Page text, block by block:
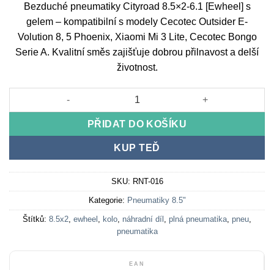
Bezduché pneumatiky Cityroad 8.5×2-6.1 [Ewheel] s
gelem – kompatibilní s modely Cecotec Outsider E-
Volution 8, 5 Phoenix, Xiaomi Mi 3 Lite, Cecotec Bongo
Serie A. Kvalitní směs zajišťuje dobrou přilnavost a delší
životnost.
Tubeless tire Cityroad 8.5x2-6.1 [Ewheel] with gel množství
PŘIDAT DO KOŠÍKU
KUP TEĎ
SKU: RNT-016
Kategorie: Pneumatiky 8.5"
Štítků: 8.5x2, ewheel , kolo, náhradní díl , plná pneumatika, pneu,
pneumatika
EAN